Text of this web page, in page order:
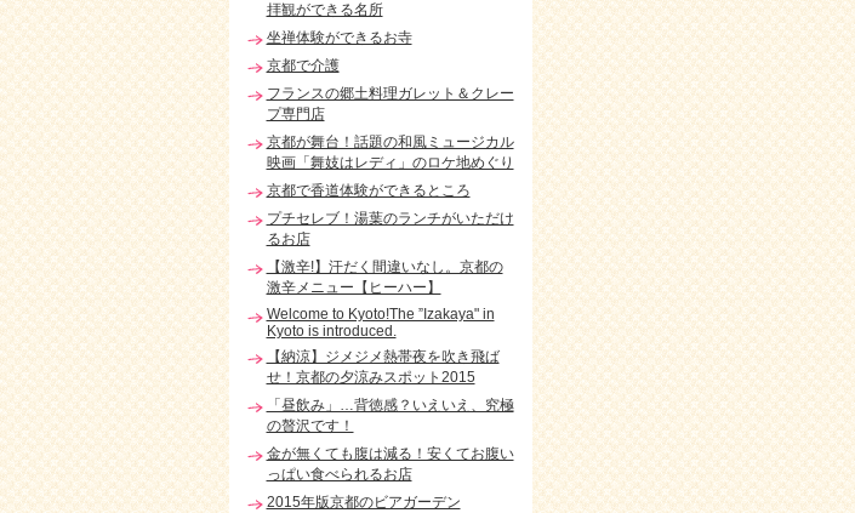
拝観ができる名所
坐禅体験ができるお寺
京都で介護
フランスの郷土料理ガレット＆クレー
プ専門店
京都が舞台！話題の和風ミュージカル
映画「舞妓はレディ」のロケ地めぐり
京都で香道体験ができるところ
プチセレブ！湯葉のランチがいただけ
るお店
【激辛!】汗だく間違いなし。京都の
激辛メニュー【ヒーハー】
Welcome to Kyoto!The ”Izakaya" in
Kyoto is introduced.
【納涼】ジメジメ熱帯夜を吹き飛ば
せ！京都の夕涼みスポット2015
「昼飲み」…背徳感？いえいえ、究極
の贅沢です！
金が無くても腹は減る！安くてお腹い
っぱい食べられるお店
2015年版京都のビアガーデン